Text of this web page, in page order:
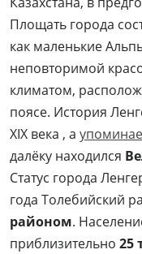
Площать города
как маленькие
неповторимой
климатом,
поясе. История
XIX века , а
далёку находился
Статус города
года Толебийский
районом.
приблизительно 25